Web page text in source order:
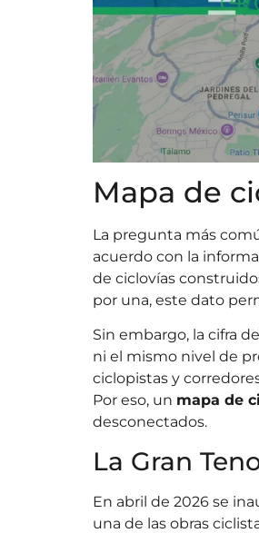
Mapa de
La pregunta más
acuerdo con la
de ciclovías
por una, este dato
Sin embargo, la cifra
ni el mismo nivel de
ciclopistas y
Por eso, un mapa de
desconectados.
La Gran
En abril de 2026 se
una de las obras